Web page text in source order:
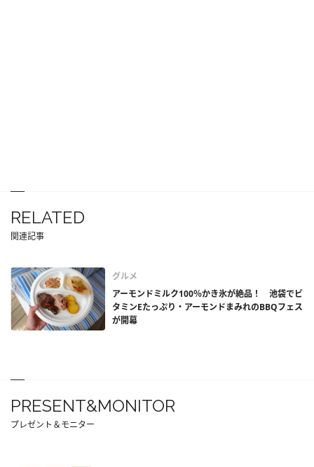
RELATED
関連記事
グルメ
アーモンドミルク100％かき氷が絶品！ 池袋でビ
タミンEたっぷり・アーモンドまみれのBBQフェス
が開幕
PRESENT&MONITOR
プレゼント＆モニター